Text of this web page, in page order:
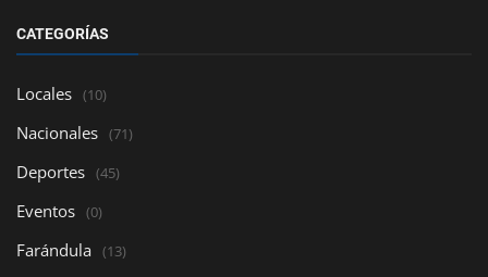
CATEGORÍAS
Locales (10)
Nacionales (71)
Deportes (45)
Eventos (0)
Farándula (13)